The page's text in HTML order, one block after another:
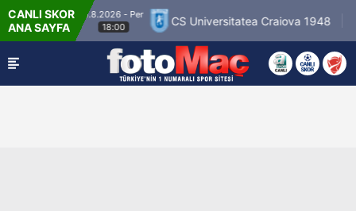
CANLI SKOR
ANA SAYFA
6.8.2026 - Per
18:00
CS Universitatea Craiova 1948